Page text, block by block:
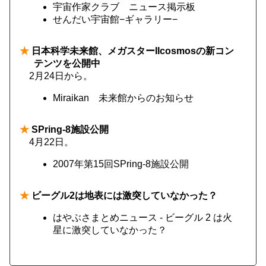
宇宙作家クラブ ニュース掲示板
せんだい宇宙館−ギャラリー−
★ 日本科学未来館、メガスターIIcosmosの新コン
テンツを公開中
2月24日から。
Miraikan 未来館からのお知らせ
★ SPring-8施設公開
4月22日。
2007年第15回SPring-8施設公開
★ ビーグル2は地表には激突していなかった？
はやぶさまとめニュース - ビーグル 2 は火
星に激突していなかった？